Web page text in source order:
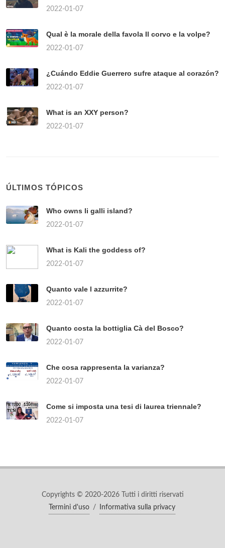
2022-01-07
Qual è la morale della favola Il corvo e la volpe?
2022-01-07
¿Cuándo Eddie Guerrero sufre ataque al corazón?
2022-01-07
What is an XXY person?
2022-01-07
ÚLTIMOS TÓPICOS
Who owns li galli island?
2022-01-07
What is Kali the goddess of?
2022-01-07
Quanto vale l azzurrite?
2022-01-07
Quanto costa la bottiglia Cà del Bosco?
2022-01-07
Che cosa rappresenta la varianza?
2022-01-07
Come si imposta una tesi di laurea triennale?
2022-01-07
Copyrights © 2020-2026 Tutti i diritti riservati
Termini d'uso
/ Informativa sulla privacy